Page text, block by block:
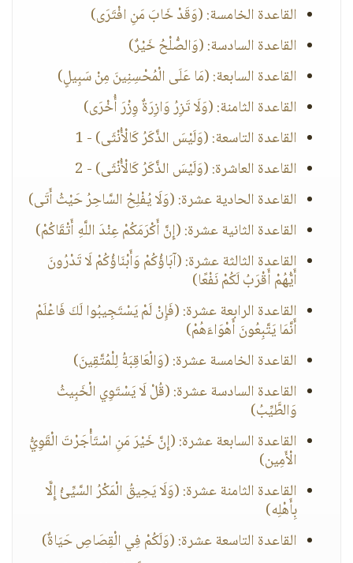
القاعدة الخامسة: (وَقَدْ خَابَ مَنِ افْتَرَى)
القاعدة السادسة: (وَالصُّلْحُ خَيْرٌ)
القاعدة السابعة: (مَا عَلَى الْمُحْسِنِينَ مِنْ سَبِيلٍ)
القاعدة الثامنة: (وَلَا تَزِرُ وَازِرَةٌ وِزْرَ أُخْرَى)
القاعدة التاسعة: (وَلَيْسَ الذَّكَرُ كَالْأُنْثَى) - 1
القاعدة العاشرة: (وَلَيْسَ الذَّكَرُ كَالْأُنْثَى) - 2
القاعدة الحادية عشرة: (وَلَا يُفْلِحُ السَّاحِرُ حَيْثُ أَتَى)
القاعدة الثانية عشرة: (إِنَّ أَكْرَمَكُمْ عِنْدَ اللَّهِ أَتْقَاكُمْ)
القاعدة الثالثة عشرة: (آبَاؤُكُمْ وَأَبْنَاؤُكُمْ لَا تَدْرُونَ
أَيُّهُمْ أَقْرَبُ لَكُمْ نَفْعًا)
القاعدة الرابعة عشرة: (فَإِنْ لَمْ يَسْتَجِيبُوا لَكَ فَاعْلَمْ
أَنَّمَا يَتَّبِعُونَ أَهْوَاءَهُمْ)
القاعدة الخامسة عشرة: (وَالْعَاقِبَةُ لِلْمُتَّقِينَ)
القاعدة السادسة عشرة: (قُلْ لَا يَسْتَوِي الْخَبِيثُ
وَالطَّيِّبُ)
القاعدة السابعة عشرة: (إِنَّ خَيْرَ مَنِ اسْتَأْجَرْتَ الْقَوِيُّ
الْأَمِين)
القاعدة الثامنة عشرة: (وَلَا يَحِيقُ الْمَكْرُ السَّيِّئُ إِلَّا
بِأَهْلِه)
القاعدة التاسعة عشرة: (وَلَكُمْ فِي الْقِصَاصِ حَيَاةٌ)